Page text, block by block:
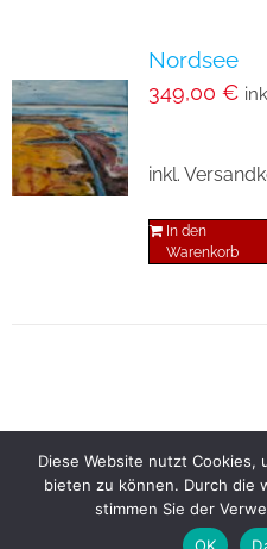
Nordsee
349,00 €
inkl.
In den
Warenkorb
© Copyright2026 | All
|
Diese Website nutzt Cookies,
bieten zu können. Durch die
stimmen Sie der
OK